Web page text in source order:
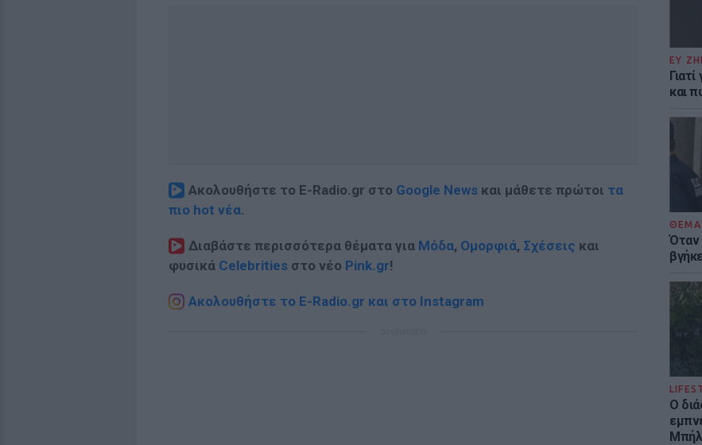
ΕΥ
και
Όταν
Ο
Ακολουθήστε το E-Radio.gr στο Google News και μάθετε πρώτοι τα
πιο hot νέα.
Διαβάστε περισσότερα θέματα για Μόδα, Ομορφιά, Σχέσεις και
φυσικά Celebrities στο νέο Pink.gr!
Ακολουθήστε το E-Radio.gr και στο Instagram